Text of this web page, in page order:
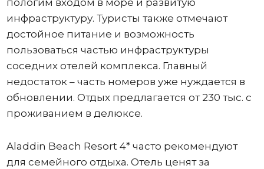
пологим входом в море и развитую
инфраструктуру. Туристы также отмечают
достойное питание и возможность
пользоваться частью инфраструктуры
соседних отелей комплекса. Главный
недостаток – часть номеров уже нуждается в
обновлении. Отдых предлагается от 230 тыс. с
проживанием в делюксе.
Aladdin Beach Resort 4* часто рекомендуют
для семейного отдыха. Отель ценят за